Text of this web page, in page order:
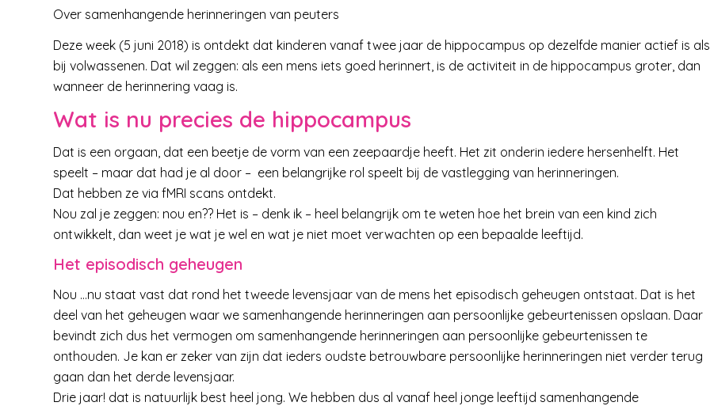
Over samenhangende herinneringen van peuters
Deze week (5 juni 2018) is ontdekt dat kinderen vanaf twee jaar de hippocampus op dezelfde manier actief is als
bij volwassenen. Dat wil zeggen: als een mens iets goed herinnert, is de activiteit in de hippocampus groter, dan
wanneer de herinnering vaag is.
Wat is nu precies de hippocampus
Dat is een orgaan, dat een beetje de vorm van een zeepaardje heeft. Het zit onderin iedere hersenhelft. Het
speelt – maar dat had je al door – een belangrijke rol speelt bij de vastlegging van herinneringen.
Dat hebben ze via fMRI scans ontdekt.
Nou zal je zeggen: nou en?? Het is – denk ik – heel belangrijk om te weten hoe het brein van een kind zich
ontwikkelt, dan weet je wat je wel en wat je niet moet verwachten op een bepaalde leeftijd.
Het episodisch geheugen
Nou …nu staat vast dat rond het tweede levensjaar van de mens het episodisch geheugen ontstaat. Dat is het
deel van het geheugen waar we samenhangende herinneringen aan persoonlijke gebeurtenissen opslaan. Daar
bevindt zich dus het vermogen om samenhangende herinneringen aan persoonlijke gebeurtenissen te
onthouden. Je kan er zeker van zijn dat ieders oudste betrouwbare persoonlijke herinneringen niet verder terug
gaan dan het derde levensjaar.
Drie jaar! dat is natuurlijk best heel jong. We hebben dus al vanaf heel jonge leeftijd samenhangende